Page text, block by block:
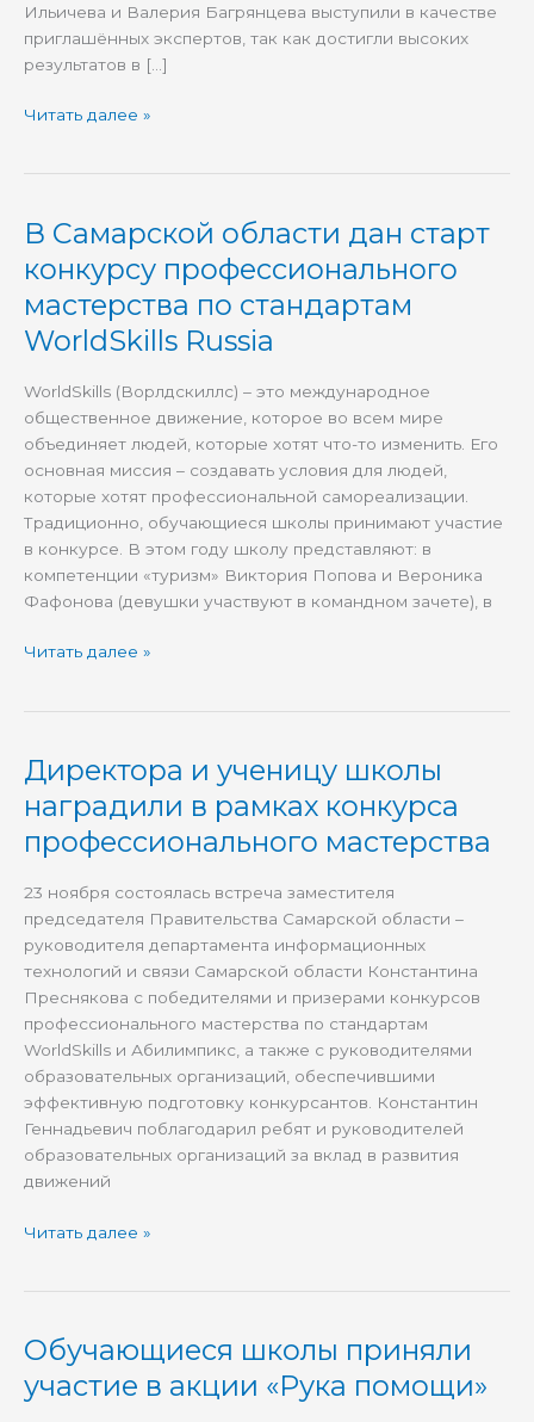
Ильичева и Валерия Багрянцева выступили в качестве
приглашённых экспертов, так как достигли высоких
результатов в […]
Читать далее »
В Самарской области дан старт
конкурсу профессионального
мастерства по стандартам
WorldSkills Russia
WorldSkills (Ворлдскиллс) – это международное
общественное движение, которое во всем мире
объединяет людей, которые хотят что-то изменить. Его
основная миссия – создавать условия для людей,
которые хотят профессиональной самореализации.
Традиционно, обучающиеся школы принимают участие
в конкурсе. В этом году школу представляют: в
компетенции «туризм» Виктория Попова и Вероника
Фафонова (девушки участвуют в командном зачете), в
В
области
дан
старт
профессионального
мастерства
по
стандартам
WorldSkills
Russia
Читать далее »
Директора и ученицу школы
наградили в рамках конкурса
профессионального мастерства
23 ноября состоялась встреча заместителя
председателя Правительства Самарской области –
руководителя департамента информационных
технологий и связи Самарской области Константина
Преснякова с победителями и призерами конкурсов
профессионального мастерства по стандартам
WorldSkills и Абилимпикс, а также с руководителями
образовательных организаций, обеспечившими
эффективную подготовку конкурсантов. Константин
Геннадьевич поблагодарил ребят и руководителей
образовательных организаций за вклад в развития
движений
Директора
и
ученицу
школы
в
рамках
конкурса
профессионального
мастерства
Читать далее »
Обучающиеся школы приняли
участие в акции «Рука помощи»
Обучающиеся
школы
приняли